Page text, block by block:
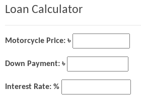
Loan Calculator
Motorcycle Price: ৳
Down Payment: ৳
Interest Rate: %